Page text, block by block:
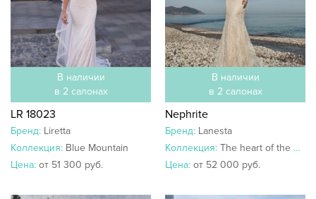
В наличии
в 2 салонах
LR 18023
Бренд: Liretta
Коллекция: Blue Mountain
Цена: от 51 300 руб.
В наличии
в 2 салонах
Nephrite
Бренд: Lanesta
Коллекция: The heart of the ocean
Цена: от 52 000 руб.